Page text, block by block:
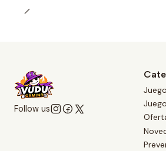
Follow us